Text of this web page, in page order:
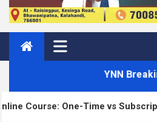
YNN
vs Subscription vs Membership